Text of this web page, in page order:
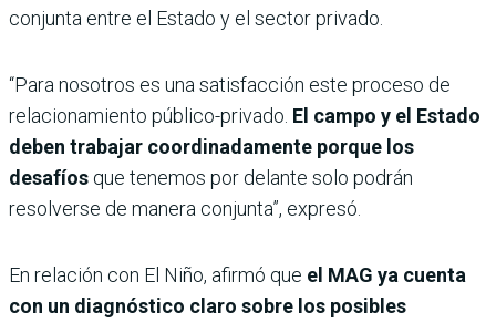
conjunta entre el Estado y el sector privado.
“Para nosotros es una satisfacción este proceso de
relacionamiento público-privado. El campo y el Estado
deben trabajar coordinadamente porque los
desafíos que tenemos por delante solo podrán
resolverse de manera conjunta”, expresó.
En relación con El Niño, afirmó que el MAG ya cuenta
con un diagnóstico claro sobre los posibles